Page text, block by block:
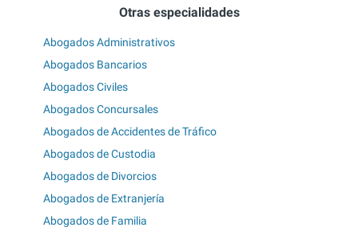
Otras especialidades
Abogados Administrativos
Abogados Bancarios
Abogados Civiles
Abogados Concursales
Abogados de Accidentes de Tráfico
Abogados de Custodia
Abogados de Divorcios
Abogados de Extranjería
Abogados de Familia